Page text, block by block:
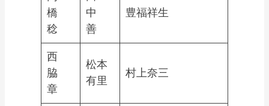
橋
稔
中
善
豊福祥生
西
脇
章
松本
有里
村上奈三